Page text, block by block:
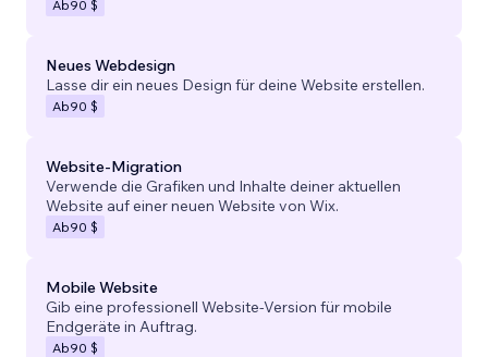
Ab90 $
Neues Webdesign
Lasse dir ein neues Design für deine Website erstellen.
Ab90 $
Website-Migration
Verwende die Grafiken und Inhalte deiner aktuellen
Website auf einer neuen Website von Wix.
Ab90 $
Mobile Website
Gib eine professionell Website-Version für mobile
Endgeräte in Auftrag.
Ab90 $